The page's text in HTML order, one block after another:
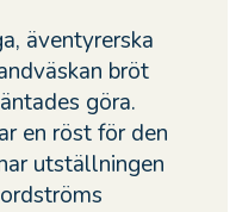
äventyrerska
bröt
göra.
en röst för den
utställningen